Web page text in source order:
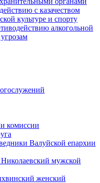
с казачеством
культуре и спорту
алкогольной
комиссии
Валуйской епархии
мужской
женский